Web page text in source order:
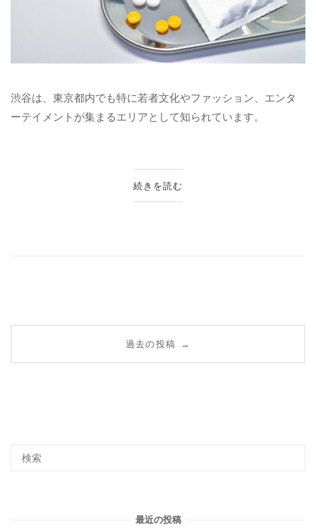
渋谷は、東京都内でも特に若者文化やファッション、エンタ
ーテイメントが集まるエリアとして知られています。
続きを読む
過去の投稿 →
最近の投稿